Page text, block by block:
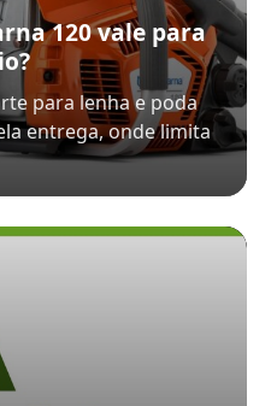
120 vale para
para lenha e poda
entrega, onde limita